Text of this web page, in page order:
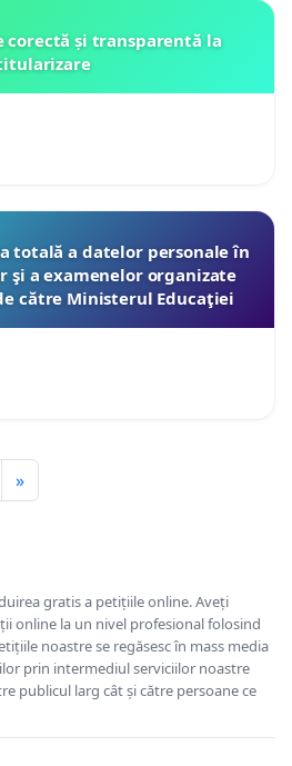
corectă și transparentă la
totală a datelor personale în
şi a examenelor organizate
către Ministerul Educaţiei
»
gratis a petițiile online. Aveți
online la un nivel profesional folosind
noastre se regăsesc în mass media
prin intermediul serviciilor noastre
publicul larg cât și către persoane ce